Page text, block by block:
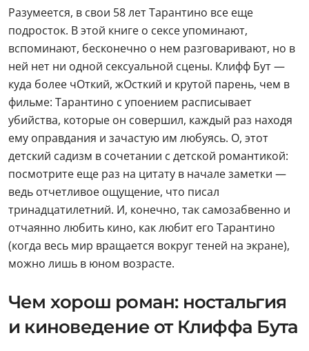
Разумеется, в свои 58 лет Тарантино все еще
подросток. В этой книге о сексе упоминают,
вспоминают, бесконечно о нем разговаривают, но в
ней нет ни одной сексуальной сцены. Клифф Бут —
куда более чОткий, жОсткий и крутой парень, чем в
фильме: Тарантино с упоением расписывает
убийства, которые он совершил, каждый раз находя
ему оправдания и зачастую им любуясь. О, этот
детский садизм в сочетании с детской романтикой:
посмотрите еще раз на цитату в начале заметки —
ведь отчетливое ощущение, что писал
тринадцатилетний. И, конечно, так самозабвенно и
отчаянно любить кино, как любит его Тарантино
(когда весь мир вращается вокруг теней на экране),
можно лишь в юном возрасте.
Чем хорош роман: ностальгия
и киноведение от Клиффа Бута